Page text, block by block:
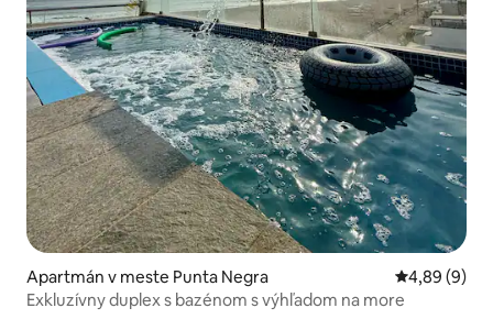
Apartmán v meste Punta Negra Priemerné
4,89 (9)
Exkluzívny duplex s bazénom s výhľadom na more